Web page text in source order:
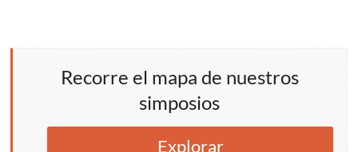
Recorre el mapa de nuestros
simposios
Explorar